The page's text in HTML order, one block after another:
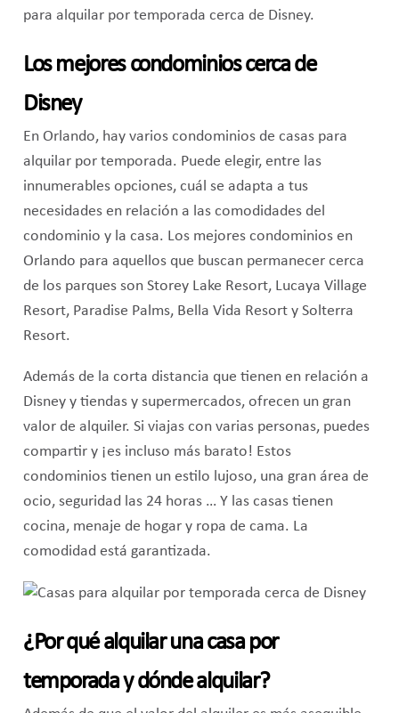
para alquilar por temporada cerca de Disney.
Los mejores condominios cerca de
Disney
En Orlando, hay varios condominios de casas para
alquilar por temporada. Puede elegir, entre las
innumerables opciones, cuál se adapta a tus
necesidades en relación a las comodidades del
condominio y la casa. Los mejores condominios en
Orlando para aquellos que buscan permanecer cerca
de los parques son Storey Lake Resort, Lucaya Village
Resort, Paradise Palms, Bella Vida Resort y Solterra
Resort.
Además de la corta distancia que tienen en relación a
Disney y tiendas y supermercados, ofrecen un gran
valor de alquiler. Si viajas con varias personas, puedes
compartir y ¡es incluso más barato! Estos
condominios tienen un estilo lujoso, una gran área de
ocio, seguridad las 24 horas … Y las casas tienen
cocina, menaje de hogar y ropa de cama. La
comodidad está garantizada.
¿Por qué alquilar una casa por
temporada y dónde alquilar?